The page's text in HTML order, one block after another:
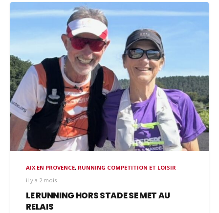
AIX EN PROVENCE, RUNNING COMPETITION ET LOISIR
il y a 2 mois
LE RUNNING HORS STADE SE MET AU
RELAIS